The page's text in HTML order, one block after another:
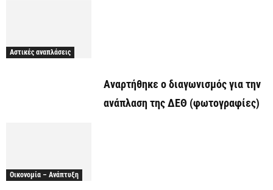
Αστικές αναπλάσεις
Αναρτήθηκε o διαγωνισμός για την
ανάπλαση της ΔΕΘ (φωτογραφίες)
Οικονομία – Ανάπτυξη